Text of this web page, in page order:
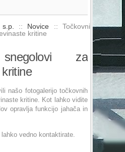
s.p. :: Novice :: Točkovni
kritine
za
našo fotogalerijo točkovnih
kritine. Kot lahko vidite
opravlja funkcijo jahača in
vedno kontaktirate.